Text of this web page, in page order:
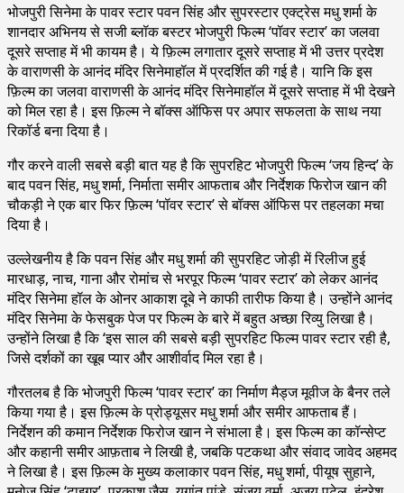
भोजपुरी सिनेमा के पावर स्टार पवन सिंह और सुपरस्टार एक्ट्रेस मधु शर्मा के
शानदार अभिनय से सजी ब्लॉक बस्टर भोजपुरी फिल्म ‘पॉवर स्टार’ का जलवा
दूसरे सप्ताह में भी कायम है। ये फ़िल्म लगातार दूसरे सप्ताह में भी उत्तर प्रदेश
के वाराणसी के आनंद मंदिर सिनेमाहॉल में प्रदर्शित की गई है। यानि कि इस
फ़िल्म का जलवा वाराणसी के आनंद मंदिर सिनेमाहॉल में दूसरे सप्ताह में भी देखने
को मिल रहा है। इस फ़िल्म ने बॉक्स ऑफिस पर अपार सफलता के साथ नया
रिकॉर्ड बना दिया है।
गौर करने वाली सबसे बड़ी बात यह है कि सुपरहिट भोजपुरी फिल्म ‘जय हिन्द’ के
बाद पवन सिंह, मधु शर्मा, निर्माता समीर आफताब और निर्देशक फिरोज खान की
चौकड़ी ने एक बार फिर फ़िल्म ‘पॉवर स्टार’ से बॉक्स ऑफिस पर तहलका मचा
दिया है।
उल्लेखनीय है कि पवन सिंह और मधु शर्मा की सुपरहिट जोड़ी में रिलीज हुई
मारधाड़, नाच, गाना और रोमांच से भरपूर फिल्म ‘पावर स्टार’ को लेकर आनंद
मंदिर सिनेमा हॉल के ओनर आकाश दूबे ने काफी तारीफ किया है। उन्होंने आनंद
मंदिर सिनेमा के फेसबुक पेज पर फिल्म के बारे में बहुत अच्छा रिव्यु लिखा है।
उन्होंने लिखा है कि ‘इस साल की सबसे बड़ी सुपरहिट फिल्म पावर स्टार रही है,
जिसे दर्शकों का खूब प्यार और आशीर्वाद मिल रहा है।
गौरतलब है कि भोजपुरी फिल्म ‘पावर स्टार’ का निर्माण मैड्ज मूवीज के बैनर तले
किया गया है। इस फ़िल्म के प्रोड्यूसर मधु शर्मा और समीर आफताब हैं।
निर्देशन की कमान निर्देशक फिरोज खान ने संभाला है। इस फिल्म का कॉन्सेप्ट
और कहानी समीर आफ़ताब ने लिखी है, जबकि पटकथा और संवाद जावेद अहमद
ने लिखा है। इस फ़िल्म के मुख्य कलाकार पवन सिंह, मधु शर्मा, पीयूष सुहाने,